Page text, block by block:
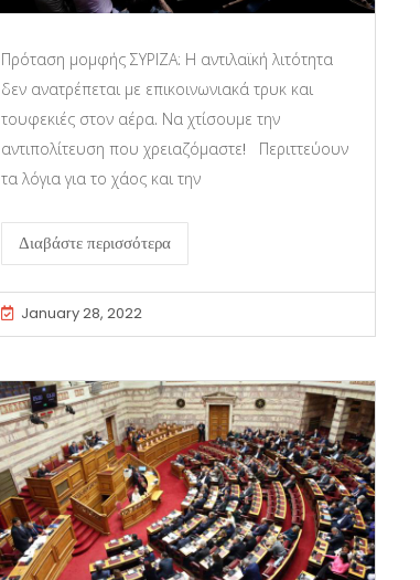
Πρόταση μομφής ΣΥΡΙΖΑ: Η αντιλαϊκή λιτότητα
δεν ανατρέπεται με επικοινωνιακά τρυκ και
τουφεκιές στον αέρα. Να χτίσουμε την
αντιπολίτευση που χρειαζόμαστε! Περιττεύουν
τα λόγια για το χάος και την
Διαβάστε περισσότερα
January 28, 2022